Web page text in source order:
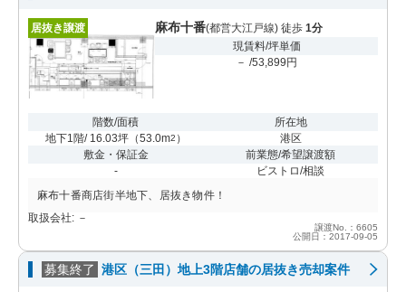
居抜き譲渡 麻布十番(都営大江戸線) 徒歩 1分
現賃料/坪単価
－ /53,899円
階数/面積
地下1階/ 16.03坪（53.0m2 ）
所在地
港区
敷金・保証金
-
前業態/希望譲渡額
ビストロ/相談
麻布十番商店街半地下、居抜き物件！
取扱会社: －
譲渡No.：6605
公開日：2017-09-05
募集終了 港区（三田）地上3階店舗の居抜き売却案件